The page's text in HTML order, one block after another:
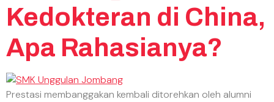
Kedokteran di China,
Apa Rahasianya?
Prestasi membanggakan kembali ditorehkan oleh alumni